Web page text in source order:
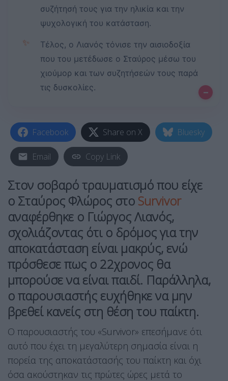
συζήτησή τους για την ηλικία και την
ψυχολογική του κατάσταση.
✨
Τέλος, ο Λιανός τόνισε την αισιοδοξία
που του μετέδωσε ο Σταύρος μέσω του
χιούμορ και των συζητήσεών τους παρά
τις δυσκολίες.
–
Facebook Share on X Bluesky
Email Copy Link
Στον σοβαρό τραυματισμό που είχε
ο Σταύρος Φλώρος στο Survivor
αναφέρθηκε ο Γιώργος Λιανός,
σχολιάζοντας ότι ο δρόμος για την
αποκατάσταση είναι μακρύς, ενώ
πρόσθεσε πως ο 22χρονος θα
μπορούσε να είναι παιδί. Παράλληλα,
ο παρουσιαστής ευχήθηκε να μην
βρεθεί κανείς στη θέση του παίκτη.
Ο παρουσιαστής του «Survivor» επεσήμανε ότι
αυτό που έχει τη μεγαλύτερη σημασία είναι η
πορεία της αποκατάστασής του παίκτη και όχι
όσα ακούστηκαν τις πρώτες ώρες μετά το